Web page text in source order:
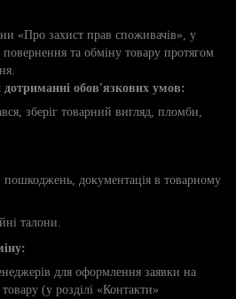
«Про захист прав споживачів», у
повернення та обміну товару протягом
обов'язкових умов:
зберіг товарний вигляд, пломби,
пошкоджень, документація в товарному
талони.
для оформлення заявки на
(у розділі «Контакти»